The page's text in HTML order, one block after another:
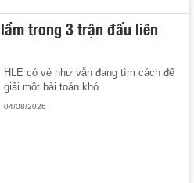
trong 3 trận đấu liên
HLE có vẻ như vẫn đang tìm cách để
giải một bài toán khó.
04/08/2026